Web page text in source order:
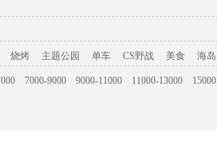
烧烤 主题公园 单车 CS野战 美食 海岛
7000-9000 9000-11000 11000-13000